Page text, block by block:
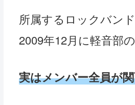
所属するロックバン
2009年12月に軽音部
実はメンバー全員が